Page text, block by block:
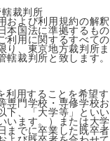
裁判所
および利用規約の解
本国法に準拠するもの
利用に関するすべての
り、東京地方裁判所
轄裁判所と致します。
利用することを希望
専門学校・専修学校
下、「大学等」とい
います。）または大
までに卒業した既卒